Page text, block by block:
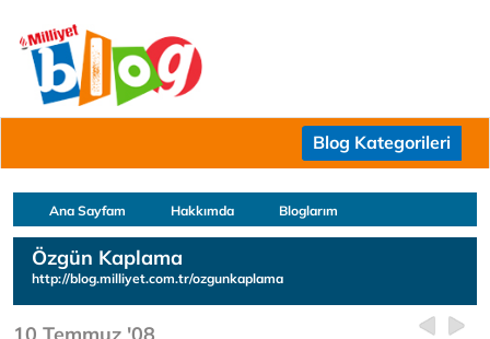
Blog Kategorileri
Ana Sayfam Hakkımda Bloglarım
Özgün Kaplama
http://blog.milliyet.com.tr/ozgunkaplama